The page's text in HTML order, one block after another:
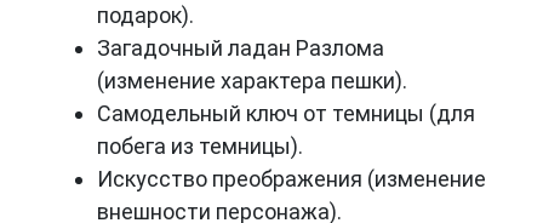
подарок).
Загадочный ладан Разлома
(изменение характера пешки).
Самодельный ключ от темницы (для
побега из темницы).
Искусство преображения (изменение
внешности персонажа).